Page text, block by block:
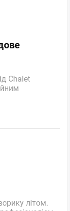
Chalet
літом.